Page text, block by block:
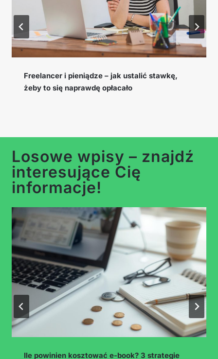
Cookie window, EPC i konwersja – słowniczek
pojęć afiliacyjnych, które musisz znać
Losowe wpisy – znajdź
interesujące Cię
informacje!
Aplikacje do oglądania reklam = 1 zł/dzień.